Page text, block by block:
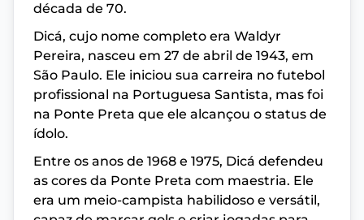
década de 70.
Dicá, cujo nome completo era Waldyr
Pereira, nasceu em 27 de abril de 1943, em
São Paulo. Ele iniciou sua carreira no futebol
profissional na Portuguesa Santista, mas foi
na Ponte Preta que ele alcançou o status de
ídolo.
Entre os anos de 1968 e 1975, Dicá defendeu
as cores da Ponte Preta com maestria. Ele
era um meio-campista habilidoso e versátil,